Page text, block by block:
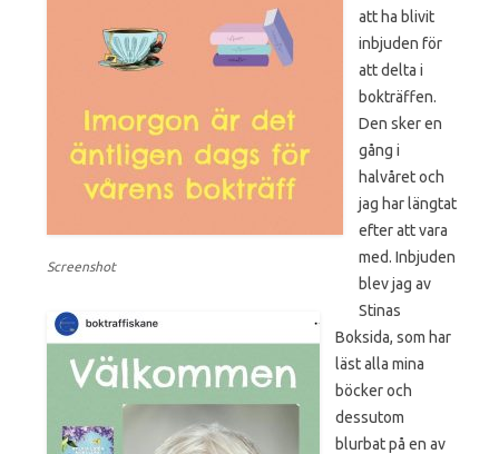
Screenshot
att ha blivit
inbjuden för
att delta i
bokträffen.
Den sker en
gång i
halvåret och
jag har längtat
efter att vara
med. Inbjuden
blev jag av
Stinas
Boksida, som har
läst alla mina
böcker och
dessutom
blurbat på en av